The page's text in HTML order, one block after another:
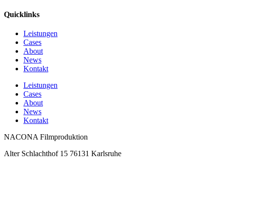
Quicklinks
Leistungen
Cases
About
News
Kontakt
Leistungen
Cases
About
News
Kontakt
NACONA Filmproduktion
Alter Schlachthof 15 76131 Karlsruhe